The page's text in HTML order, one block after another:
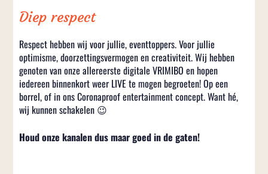
Diep respect
Respect hebben wij voor jullie, eventtoppers. Voor jullie
optimisme, doorzettingsvermogen en creativiteit. Wij hebben
genoten van onze allereerste digitale VRIMIBO en hopen
iedereen binnenkort weer LIVE te mogen begroeten! Op een
borrel, of in ons Coronaproof entertainment concept. Want hé,
wij kunnen schakelen 😉
Houd onze kanalen dus maar goed in de gaten!